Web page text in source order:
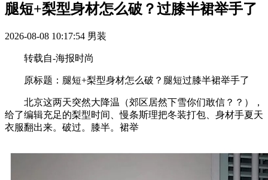
腿短+梨型身材怎么破？过膝半裙举手了
2026-08-08 10:17:54 男装
转载自-海报时尚
原标题：腿短+梨型身材怎么破？腿短过膝半裙举手了
北京这两天突然大降温（郊区居然下雪你们敢信？？），
给了编辑充足的梨型时间、慢条斯理把冬装打包、身材手夏天
衣服翻出来。破过。膝半。裙举